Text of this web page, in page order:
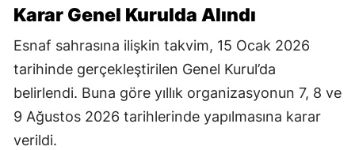
Karar Genel Kurulda Alındı
Esnaf sahrasına ilişkin takvim, 15 Ocak 2026
tarihinde gerçekleştirilen Genel Kurul’da
belirlendi. Buna göre yıllık organizasyonun 7, 8 ve
9 Ağustos 2026 tarihlerinde yapılmasına karar
verildi.